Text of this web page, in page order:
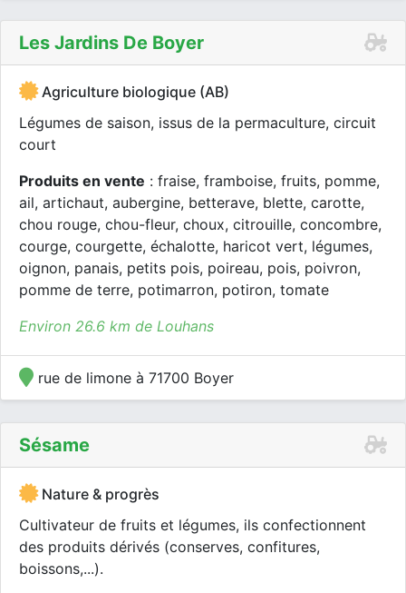
Les Jardins De Boyer
Agriculture biologique (AB)
Légumes de saison, issus de la permaculture, circuit
court
Produits en vente : fraise, framboise, fruits, pomme,
ail, artichaut, aubergine, betterave, blette, carotte,
chou rouge, chou-fleur, choux, citrouille, concombre,
courge, courgette, échalotte, haricot vert, légumes,
oignon, panais, petits pois, poireau, pois, poivron,
pomme de terre, potimarron, potiron, tomate
Environ 26.6 km de Louhans
rue de limone à 71700 Boyer
Sésame
Nature & progrès
Cultivateur de fruits et légumes, ils confectionnent
des produits dérivés (conserves, confitures,
boissons,...).